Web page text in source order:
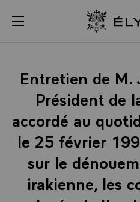
menu
Entretien de M.
Président de
accordé au
le 25 février
sur le
irakienne, les
Panneau de gestion des cookies